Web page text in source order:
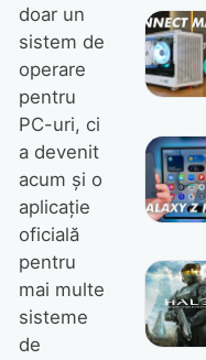
doar un
sistem de
operare
pentru
PC-uri, ci
a devenit
acum și o
aplicație
oficială
pentru
mai multe
sisteme
de